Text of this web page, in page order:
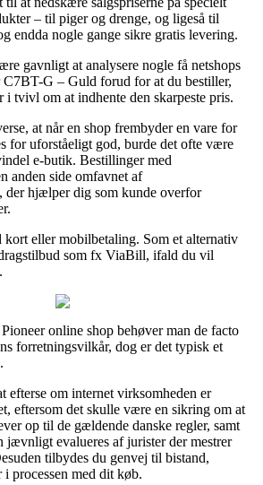
– til piger og drenge, og ligeså til
endda nogle gange sikre gratis levering.
gavnligt at analysere nogle få netshops
C7BT-G – Guld forud for at du bestiller,
i tvivl om at indhente den skarpeste pris.
at når en shop frembyder en vare for
for uforståeligt god, burde det ofte være
e-butik. Bestillinger med
anden side omfavnet af
der hjælper dig som kunde overfor
kort eller mobilbetaling. Som et alternativ
som fx ViaBill, ifald du vil
online shop behøver man de facto
forretningsvilkår, dog er det typisk et
efterse om internet virksomheden er
eftersom det skulle være en sikring om at
op til de gældende danske regler, samt
jævnligt evalueres af jurister der mestrer
tilbydes du genvej til bistand,
processen med dit køb.